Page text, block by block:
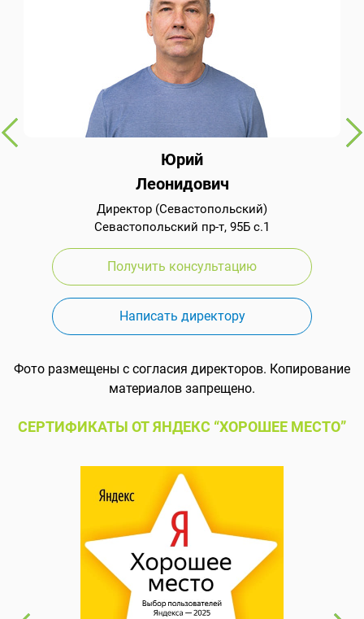
Юрий
Леонидович
Директор (Севастопольский)
Севастопольский пр-т, 95Б с.1
Получить консультацию
Написать директору
Фото размещены с согласия директоров. Копирование
материалов запрещено.
СЕРТИФИКАТЫ ОТ ЯНДЕКС “ХОРОШЕЕ МЕСТО”